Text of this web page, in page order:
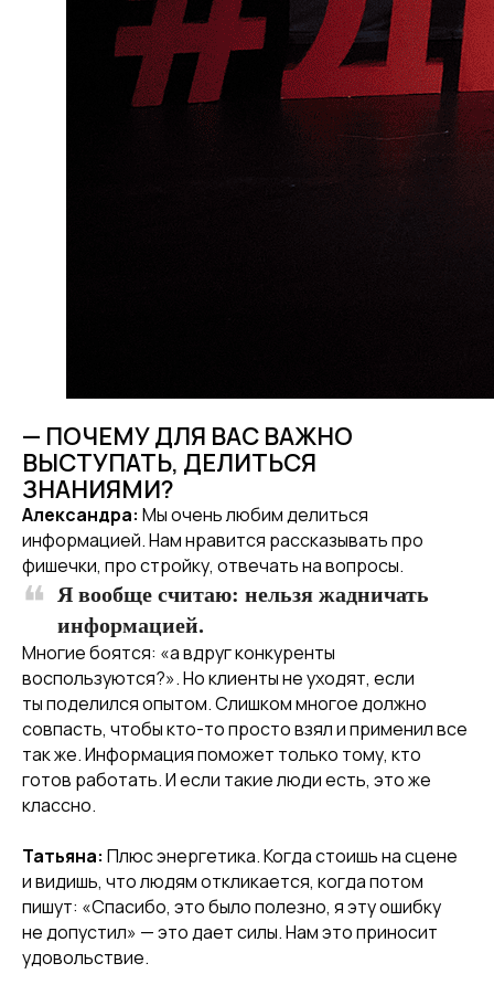
— ПОЧЕМУ ДЛЯ ВАС ВАЖНО
ВЫСТУПАТЬ, ДЕЛИТЬСЯ
ЗНАНИЯМИ?
Александра: Мы очень любим делиться
информацией. Нам нравится рассказывать про
фишечки, про стройку, отвечать на вопросы.
Я вообще считаю: нельзя жадничать
информацией.
Многие боятся: «а вдруг конкуренты
воспользуются?». Но клиенты не уходят, если
ты поделился опытом. Слишком многое должно
совпасть, чтобы кто-то просто взял и применил все
так же. Информация поможет только тому, кто
готов работать. И если такие люди есть, это же
классно.
Татьяна: Плюс энергетика. Когда стоишь на сцене
и видишь, что людям откликается, когда потом
пишут: «Спасибо, это было полезно, я эту ошибку
не допустил» — это дает силы. Нам это приносит
удовольствие.